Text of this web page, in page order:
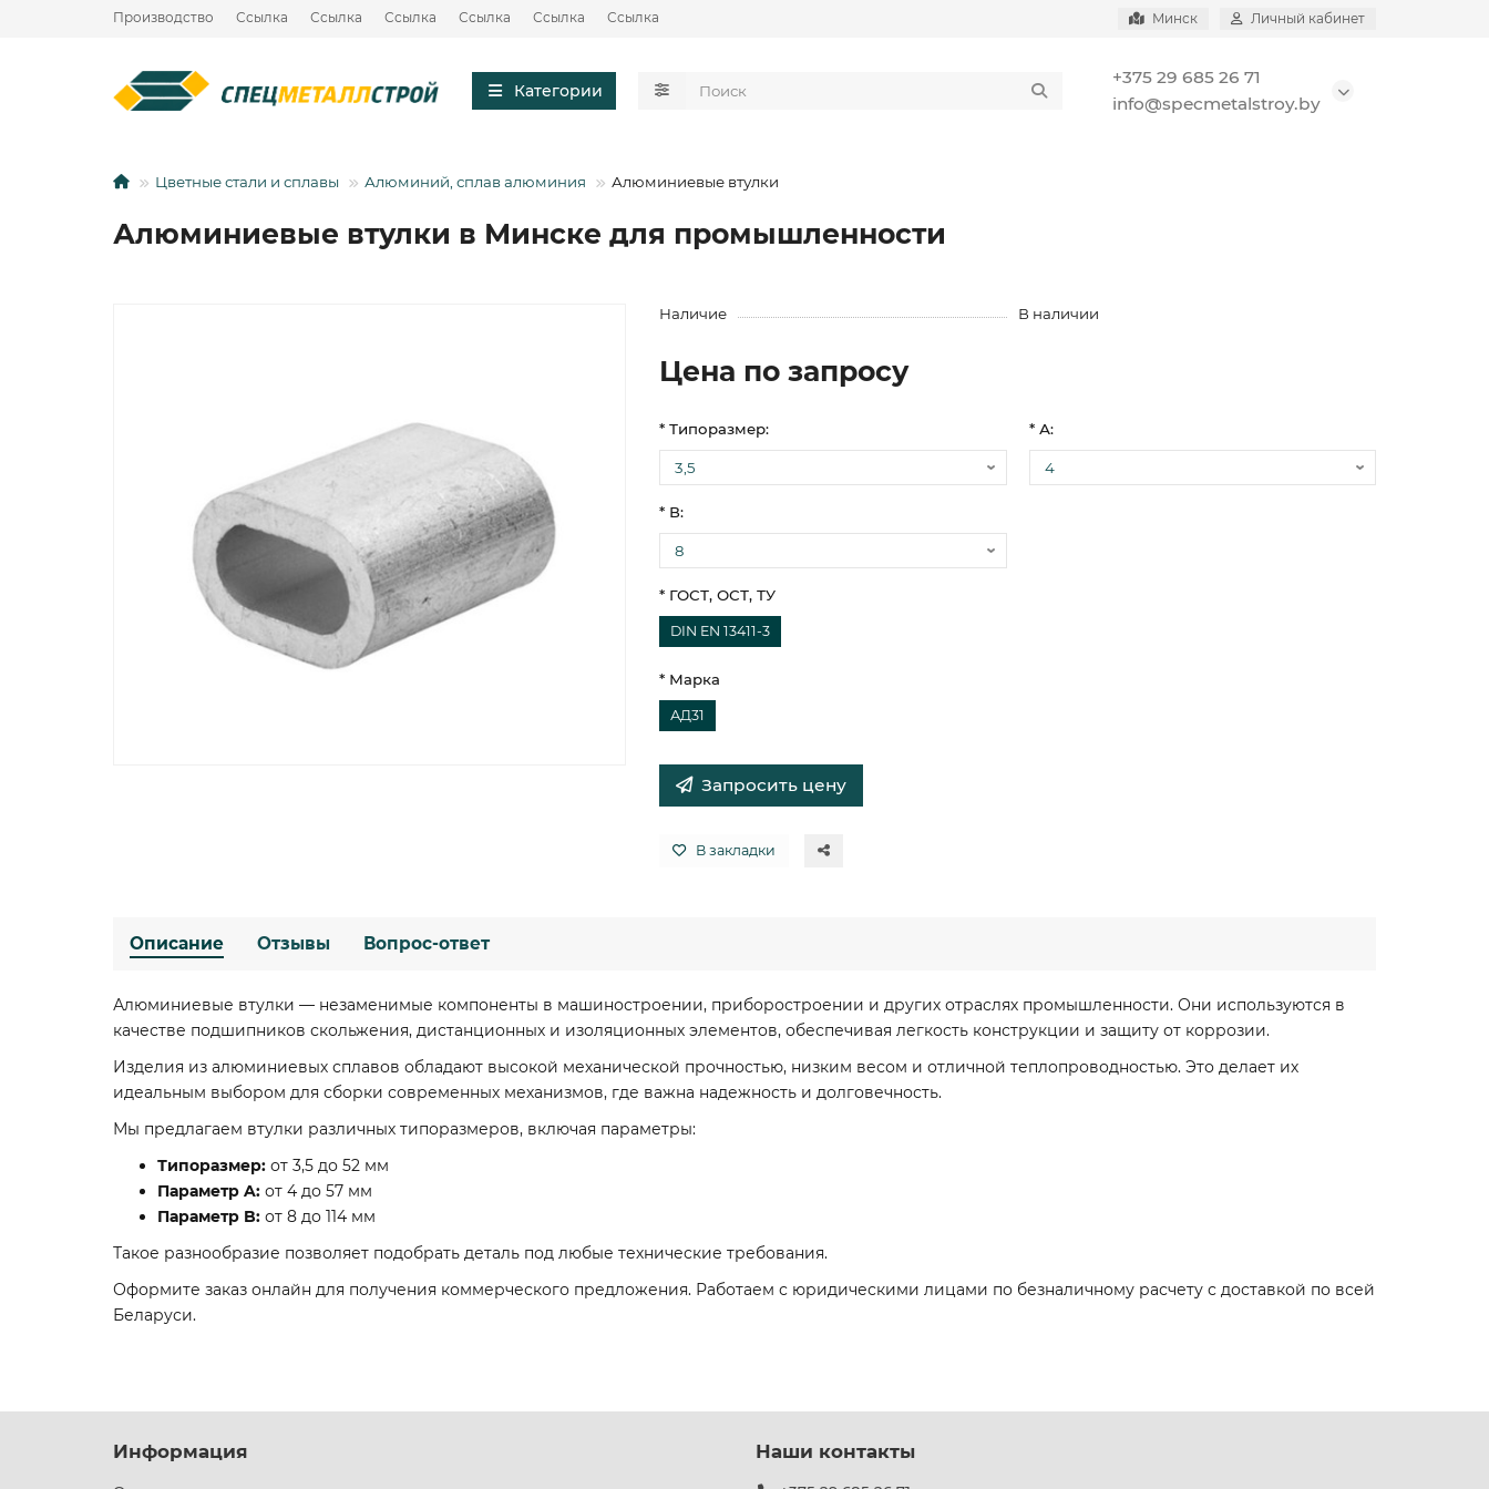
Производство Ссылка Ссылка Ссылка Ссылка Ссылка Ссылка Минск Личный кабинет
Категории
+375 29 685 26 71
info@specmetalstroy.by
Цветные стали и сплавы Алюминий, сплав алюминия Алюминиевые втулки
Алюминиевые втулки в Минске для промышленности
Наличие В наличии
Цена по запросу
* Типоразмер: * А:
* В:
* ГОСТ, ОСТ, ТУ
DIN EN 13411-3
* Марка
АД31
Запросить цену
В закладки
Описание Отзывы Вопрос-ответ
Алюминиевые втулки — незаменимые компоненты в машиностроении, приборостроении и других отраслях промышленности. Они используются в
качестве подшипников скольжения, дистанционных и изоляционных элементов, обеспечивая легкость конструкции и защиту от коррозии.
Изделия из алюминиевых сплавов обладают высокой механической прочностью, низким весом и отличной теплопроводностью. Это делает их
идеальным выбором для сборки современных механизмов, где важна надежность и долговечность.
Мы предлагаем втулки различных типоразмеров, включая параметры:
Типоразмер: от 3,5 до 52 мм
Параметр A: от 4 до 57 мм
Параметр B: от 8 до 114 мм
Такое разнообразие позволяет подобрать деталь под любые технические требования.
Оформите заказ онлайн для получения коммерческого предложения. Работаем с юридическими лицами по безналичному расчету с доставкой по всей
Беларуси.
Информация Наши контакты